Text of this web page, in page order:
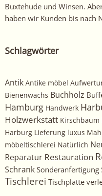
Buxtehude und Winsen.
haben wir Kunden bis nach
Schlagwörter
Antik Antike möbel
Bienenwachs Buchholz
Hamburg Handwerk
Holzwerkstatt Kirschbaum
Harburg Lieferung luxus
möbeltischlerei Natürlich
Reparatur Restauration
Schrank Sonderanfertigung
Tischlerei Tischplatte